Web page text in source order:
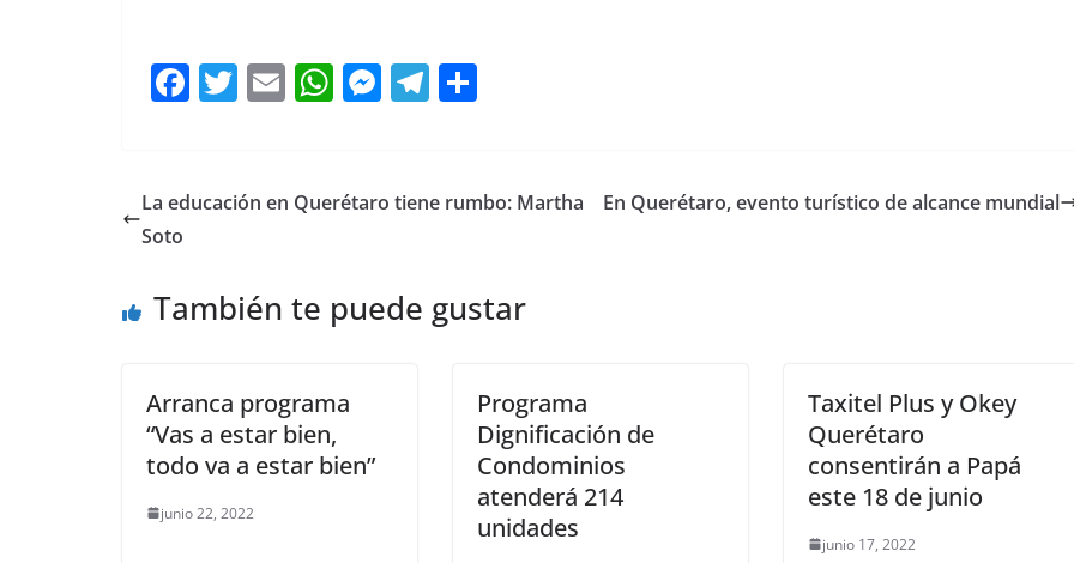
F
a
e
o
T
w
er
E
m
l
W
h
s
p
M
e
e
er
T
el
gr p
La educación en Querétaro tiene rumbo: Martha
Soto
En Querétaro, evento turístico de alcance mundial
También te puede gustar
Arranca programa
“Vas a estar bien,
todo va a estar bien”
junio 22, 2022
Programa
Dignificación de
Condominios
atenderá 214
unidades
Taxitel Plus y Okey
Querétaro
consentirán a Papá
este 18 de junio
junio 17, 2022